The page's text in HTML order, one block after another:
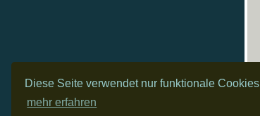
Diese Seite verwendet nur funktionale Cookies
mehr erfahren